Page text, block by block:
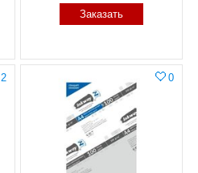
Заказать
2 0